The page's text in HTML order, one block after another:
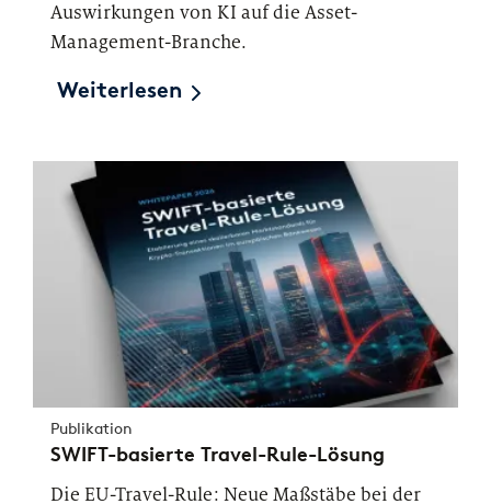
Auswirkungen von KI auf die Asset-
Management-Branche.
Weiterlesen
Publikation
SWIFT-basierte Travel-Rule-Lösung
Die EU-Travel-Rule: Neue Maßstäbe bei der